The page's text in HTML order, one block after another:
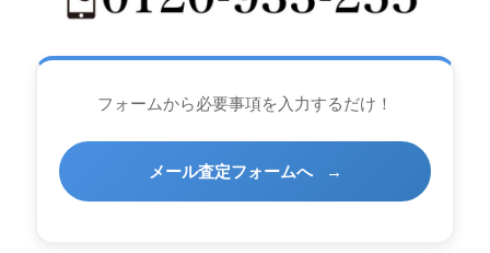
フォームから必要事項を入力するだけ！
メール査定フォームへ →